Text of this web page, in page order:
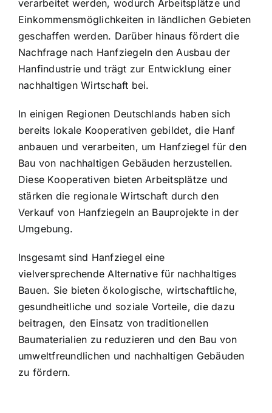
verarbeitet werden, wodurch Arbeitsplätze und
Einkommensmöglichkeiten in ländlichen Gebieten
geschaffen werden. Darüber hinaus fördert die
Nachfrage nach Hanfziegeln den Ausbau der
Hanfindustrie und trägt zur Entwicklung einer
nachhaltigen Wirtschaft bei.
In einigen Regionen Deutschlands haben sich
bereits lokale Kooperativen gebildet, die Hanf
anbauen und verarbeiten, um Hanfziegel für den
Bau von nachhaltigen Gebäuden herzustellen.
Diese Kooperativen bieten Arbeitsplätze und
stärken die regionale Wirtschaft durch den
Verkauf von Hanfziegeln an Bauprojekte in der
Umgebung.
Insgesamt sind Hanfziegel eine
vielversprechende Alternative für nachhaltiges
Bauen. Sie bieten ökologische, wirtschaftliche,
gesundheitliche und soziale Vorteile, die dazu
beitragen, den Einsatz von traditionellen
Baumaterialien zu reduzieren und den Bau von
umweltfreundlichen und nachhaltigen Gebäuden
zu fördern.